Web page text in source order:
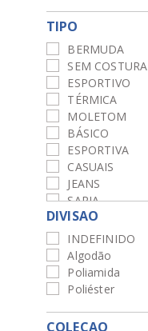
COLECAO
DIVISAO
INDEFINIDO
Algodão
Poliamida
Poliéster
TIPO
BERMUDA
SEM COSTURA
ESPORTIVO
TÉRMICA
MOLETOM
BÁSICO
ESPORTIVA
CASUAIS
JEANS
SARJA
CHINO
MOLETINHO